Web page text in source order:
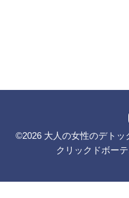
©2026 大人の女性のデト
クリックドボーテ